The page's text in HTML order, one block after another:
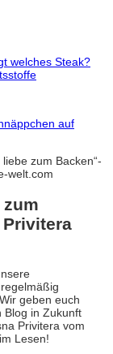
welches Steak?
auf
zum Backen“-
welt.com
Privitera
geben euch
Blog in Zukunft
Privitera vom
Lesen!